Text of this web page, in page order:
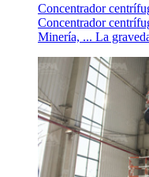
Concentrador
Concentrador
Minería, ... La